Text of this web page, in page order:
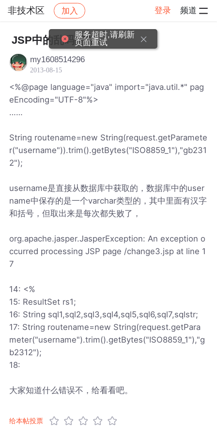
非技术区 加入 登录 频道
社区 非技术区 帖子详情
JSP中的乱码问题
my1608514296
2013-08-15
<%@page language="java" import="java.util.*" pag
eEncoding="UTF-8"%>
……
String routename=new String(request.getParamete
r("username")).trim().getBytes("ISO8859_1"),"gb231
2");
username是直接从数据库中获取的，数据库中的user
name中保存的是一个varchar类型的，其中里面有汉字
和括号，但取出来是每次都失败了，
org.apache.jasper.JasperException: An exception o
ccurred processing JSP page /change3.jsp at line 1
7
14: <%
15: ResultSet rs1;
16: String sql1,sql2,sql3,sql4,sql5,sql6,sql7,sqlstr;
17: String routename=new String(request.getPara
meter("username").trim().getBytes("ISO8859_1"),"g
b2312");
18:
大家知道什么错误不，给看看吧。
给本帖投票
服务超时,请刷新
页面重试